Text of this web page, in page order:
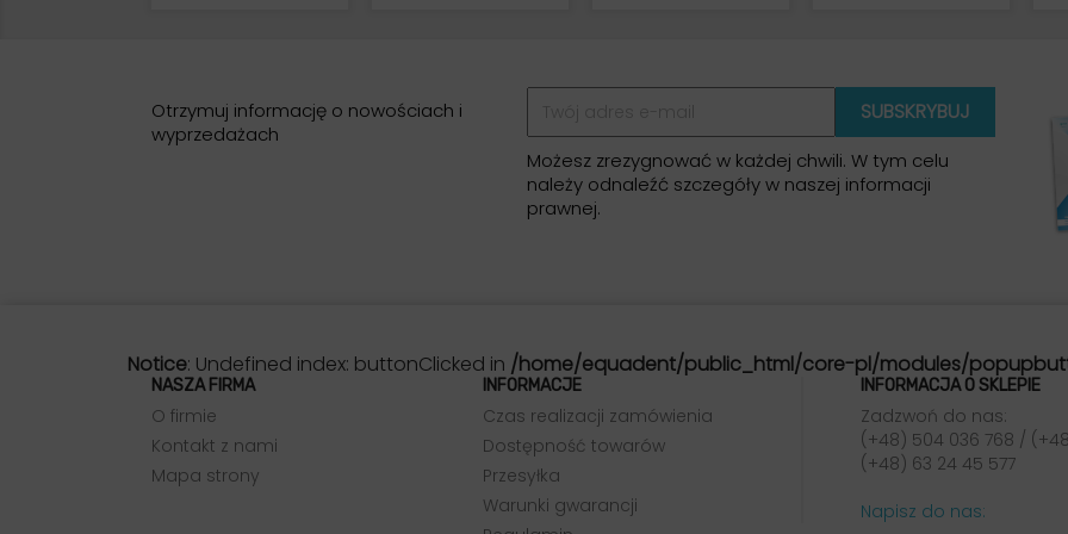
Otrzymuj informację o nowościach i
wyprzedażach
Możesz zrezygnować w każdej chwili. W tym celu
należy odnaleźć szczegóły w naszej informacji
prawnej.
Notice: Undefined index: buttonClicked in /home/equadent/public_html/core-pl/modules/
NASZA FIRMA
O firmie
Kontakt z nami
Mapa strony
INFORMACJE
Czas realizacji zamówienia
Dostępność towarów
Przesyłka
Warunki gwarancji
INFORMACJA O SKLEPIE
Zadzwoń do nas:
(+48) 504 036 768 /
(+48) 63 24 45 577
Napisz do nas: